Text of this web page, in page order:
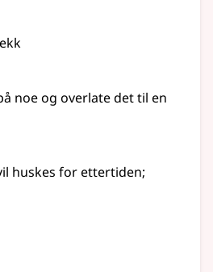
noe og overlate det til en
huskes for ettertiden;